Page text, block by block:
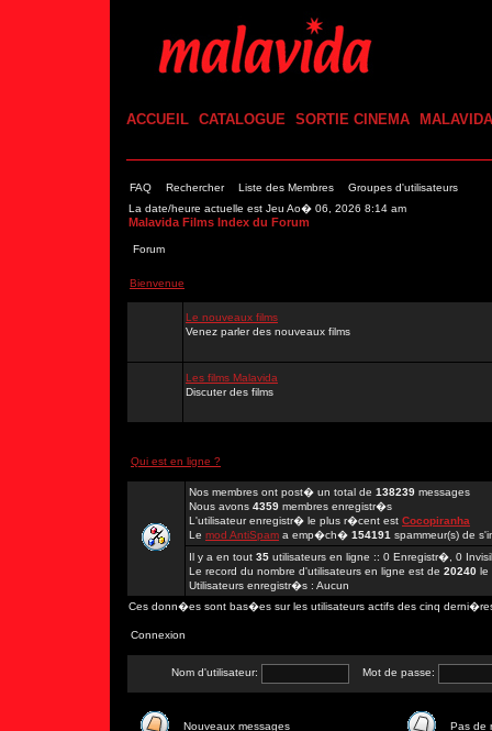
ACCUEIL CATALOGUE SORTIE CINEMA MALAVIDA
FAQ Rechercher Liste des Membres
Groupes d'utilisateurs
La date/heure actuelle est Jeu Ao� 06, 2026 8:14 am
Malavida Films Index du Forum
Forum
Bienvenue
Le nouveaux films
Venez parler des nouveaux films
Les films Malavida
Discuter des films
Qui est en ligne ?
Nos membres ont post� un total de 138239 messages
Nous avons 4359 membres enregistr�s
L'utilisateur enregistr� le plus r�cent est Cocopiranha
Le mod AntiSpam a emp�ch� 154191 spammeur(s) de
Il y a en tout 35 utilisateurs en ligne :: 0 Enregistr�, 0
Le record du nombre d'utilisateurs en ligne est de 20240 le
Utilisateurs enregistr�s : Aucun
Ces donn�es sont bas�es sur les utilisateurs actifs des cinq
Connexion
Nom d'utilisateur: Mot de passe:
Nouveaux messages Pas de